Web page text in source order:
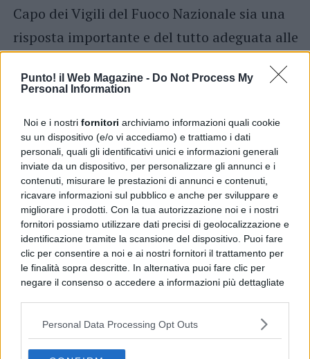
Punto! il Web Magazine - Do Not Process My
Personal Information
Noi e i nostri fornitori archiviamo informazioni quali cookie
su un dispositivo (e/o vi accediamo) e trattiamo i dati
personali, quali gli identificativi unici e informazioni generali
inviate da un dispositivo, per personalizzare gli annunci e i
contenuti, misurare le prestazioni di annunci e contenuti,
ricavare informazioni sul pubblico e anche per sviluppare e
migliorare i prodotti. Con la tua autorizzazione noi e i nostri
fornitori possiamo utilizzare dati precisi di geolocalizzazione e
identificazione tramite la scansione del dispositivo. Puoi fare
clic per consentire a noi e ai nostri fornitori il trattamento per
le finalità sopra descritte. In alternativa puoi fare clic per
negare il consenso o accedere a informazioni più dettagliate
possono non richiedere il tuo consenso, ma hai il diritto di
opporti a tale trattamento. Le tue preferenze si
Personal Data Processing Opt Outs
Capo dei Vigili del Fuoco Nazionale sia una
risposta importante e del tutto adeguata alle
Napoli».
Argomenti correlati:carlo sibiliaCittà Metropolitana di
Napolifabio dattilo FeaturedGiugliano in
Campanianewssalvatore micillovigili del fuoco
Avanti il ​​prossimo
Nappi “Tentativo irruzione Cardarelli fatto grave, solidarietà a
personale”
Non perdere
Potere al Popolo: Cosa sta succedendo a Marano?